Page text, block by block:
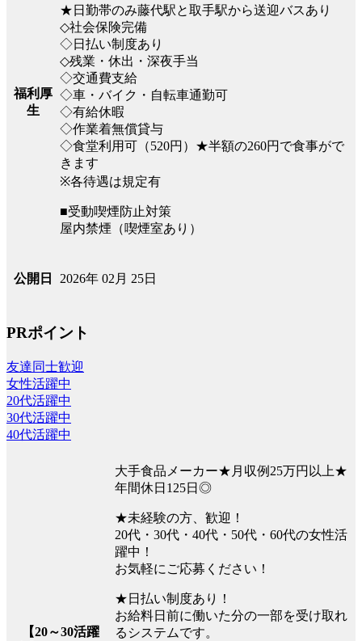
福利厚
生
★日勤帯のみ藤代駅と取手駅から送迎バスあり
◇社会保険完備
◇日払い制度あり
◇残業・休出・深夜手当
◇交通費支給
◇車・バイク・自転車通勤可
◇有給休暇
◇作業着無償貸与
◇食堂利用可（520円）★半額の260円で食事がで
きます
※各待遇は規定有
■受動喫煙防止対策
屋内禁煙（喫煙室あり）
公開日 2026年 02月 25日
PRポイント
友達同士歓迎
女性活躍中
20代活躍中
30代活躍中
40代活躍中
【20～30活躍
大手食品メーカー★月収例25万円以上★
年間休日125日◎
★未経験の方、歓迎！
20代・30代・40代・50代・60代の女性活
躍中！
お気軽にご応募ください！
★日払い制度あり！
お給料日前に働いた分の一部を受け取れ
るシステムです。